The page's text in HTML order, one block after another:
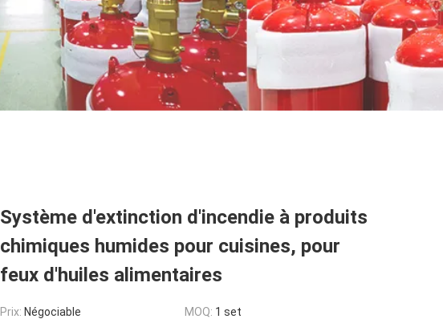
Système d'extinction d'incendie à produits
chimiques humides pour cuisines, pour
feux d'huiles alimentaires
Prix: Négociable MOQ: 1 set